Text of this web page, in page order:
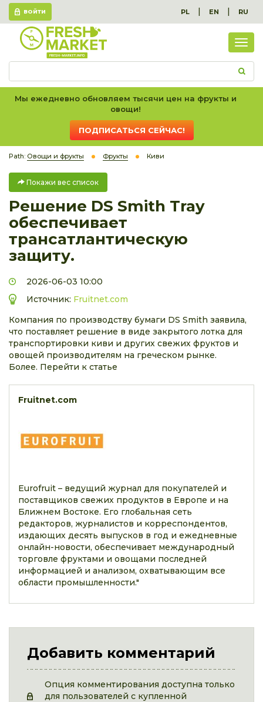
ВОЙТИ PL | EN | RU
вес
Мы ежедневно обновляем тысячи цен на фрукты и
овощи!
ПОДПИСАТЬСЯ СЕЙЧАС!
Path: Овощи и фрукты Фрукты Киви
Покажи вес список
Решение DS Smith Tray
обеспечивает
трансатлантическую
защиту.
2026-06-03 10:00
Источник: Fruitnet.com
Компания по производству бумаги DS Smith заявила,
что поставляет решение в виде закрытого лотка для
транспортировки киви и других свежих фруктов и
овощей производителям на греческом рынке.
Более. Перейти к статье
Fruitnet.com
Eurofruit – ведущий журнал для покупателей и
поставщиков свежих продуктов в Европе и на
Ближнем Востоке. Его глобальная сеть
редакторов, журналистов и корреспондентов,
издающих десять выпусков в год и ежедневные
онлайн-новости, обеспечивает международный
торговле фруктами и овощами последней
информацией и анализом, охватывающим все
области промышленности."
Добавить комментарий
Опция комментирования доступна только
для пользователей с купленной